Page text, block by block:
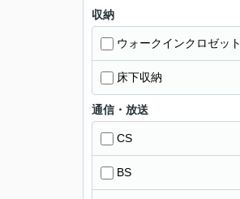
収納
ウォークインクロゼット
床下収納
通信・放送
CS
BS